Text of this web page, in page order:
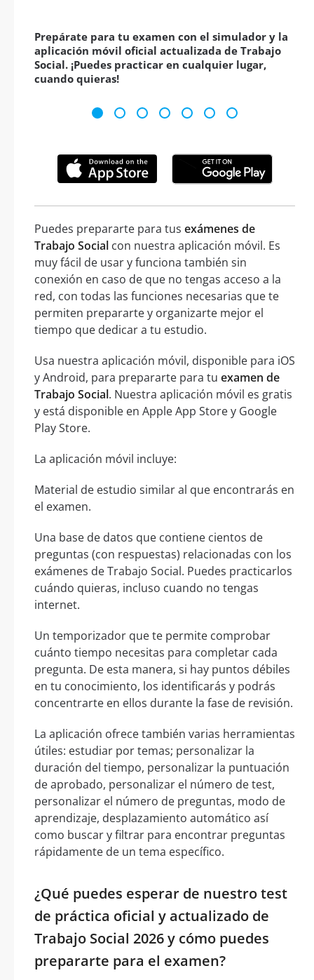
Prepárate para tu examen con el simulador y la
aplicación móvil oficial actualizada de Trabajo
Social. ¡Puedes practicar en cualquier lugar,
cuando quieras!
Puedes prepararte para tus exámenes de
Trabajo Social con nuestra aplicación móvil. Es
muy fácil de usar y funciona también sin
conexión en caso de que no tengas acceso a la
red, con todas las funciones necesarias que te
permiten prepararte y organizarte mejor el
tiempo que dedicar a tu estudio.
Usa nuestra aplicación móvil, disponible para iOS
y Android, para prepararte para tu examen de
Trabajo Social. Nuestra aplicación móvil es gratis
y está disponible en Apple App Store y Google
Play Store.
La aplicación móvil incluye:
Material de estudio similar al que encontrarás en
el examen.
Una base de datos que contiene cientos de
preguntas (con respuestas) relacionadas con los
exámenes de Trabajo Social. Puedes practicarlos
cuándo quieras, incluso cuando no tengas
internet.
Un temporizador que te permite comprobar
cuánto tiempo necesitas para completar cada
pregunta. De esta manera, si hay puntos débiles
en tu conocimiento, los identificarás y podrás
concentrarte en ellos durante la fase de revisión.
La aplicación ofrece también varias herramientas
útiles: estudiar por temas; personalizar la
duración del tiempo, personalizar la puntuación
de aprobado, personalizar el número de test,
personalizar el número de preguntas, modo de
aprendizaje, desplazamiento automático así
como buscar y filtrar para encontrar preguntas
rápidamente de un tema específico.
¿Qué puedes esperar de nuestro test
de práctica oficial y actualizado de
Trabajo Social 2026 y cómo puedes
prepararte para el examen?